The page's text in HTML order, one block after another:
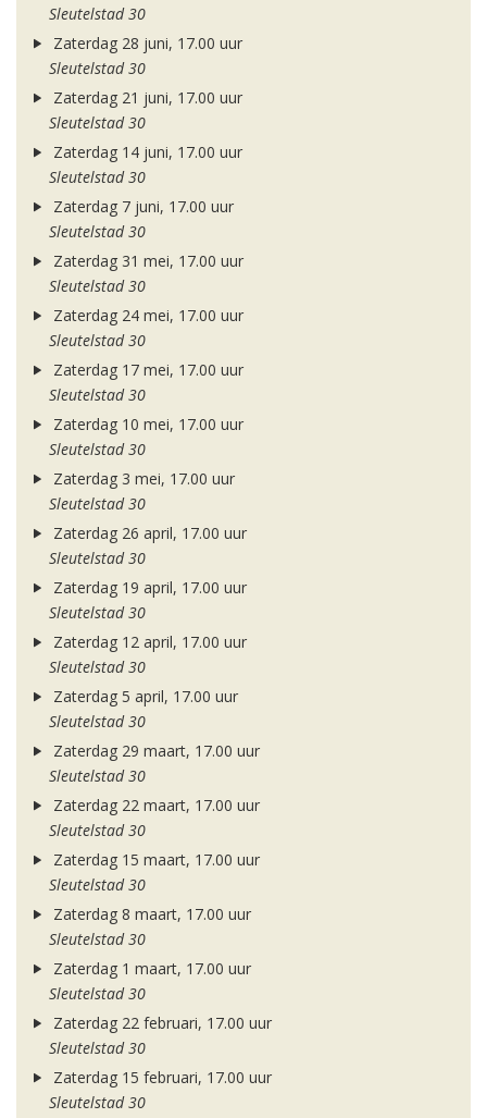
Sleutelstad 30
Zaterdag 28 juni, 17.00 uur
Sleutelstad 30
Zaterdag 21 juni, 17.00 uur
Sleutelstad 30
Zaterdag 14 juni, 17.00 uur
Sleutelstad 30
Zaterdag 7 juni, 17.00 uur
Sleutelstad 30
Zaterdag 31 mei, 17.00 uur
Sleutelstad 30
Zaterdag 24 mei, 17.00 uur
Sleutelstad 30
Zaterdag 17 mei, 17.00 uur
Sleutelstad 30
Zaterdag 10 mei, 17.00 uur
Sleutelstad 30
Zaterdag 3 mei, 17.00 uur
Sleutelstad 30
Zaterdag 26 april, 17.00 uur
Sleutelstad 30
Zaterdag 19 april, 17.00 uur
Sleutelstad 30
Zaterdag 12 april, 17.00 uur
Sleutelstad 30
Zaterdag 5 april, 17.00 uur
Sleutelstad 30
Zaterdag 29 maart, 17.00 uur
Sleutelstad 30
Zaterdag 22 maart, 17.00 uur
Sleutelstad 30
Zaterdag 15 maart, 17.00 uur
Sleutelstad 30
Zaterdag 8 maart, 17.00 uur
Sleutelstad 30
Zaterdag 1 maart, 17.00 uur
Sleutelstad 30
Zaterdag 22 februari, 17.00 uur
Sleutelstad 30
Zaterdag 15 februari, 17.00 uur
Sleutelstad 30